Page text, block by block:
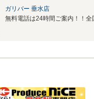
ガリバー 垂水店